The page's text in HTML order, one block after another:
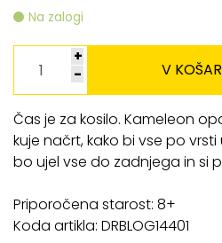
Na zalogi
+
-
V
Čas je za kosilo. Kameleon
kuje načrt, kako bi vse po
bo ujel vse do zadnjega in si
Priporočena starost: 8+
Koda artikla: DRBLOG14401